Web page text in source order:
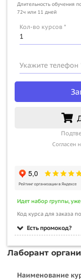
Длительность обучения
72ч или 11 дней
Кол-во курсов *
Укажите телефон
Согласен
Идет набор группы,
Код курса для заказа
Есть промокод?
Лаборант
Наименование